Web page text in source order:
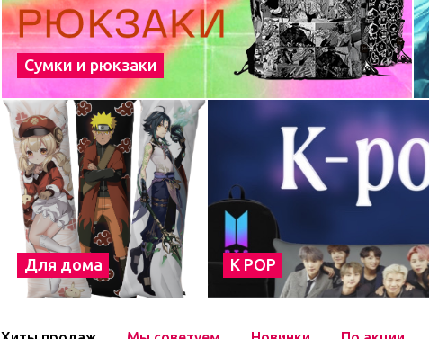
Сумки и рюкзаки
Для дома К POP